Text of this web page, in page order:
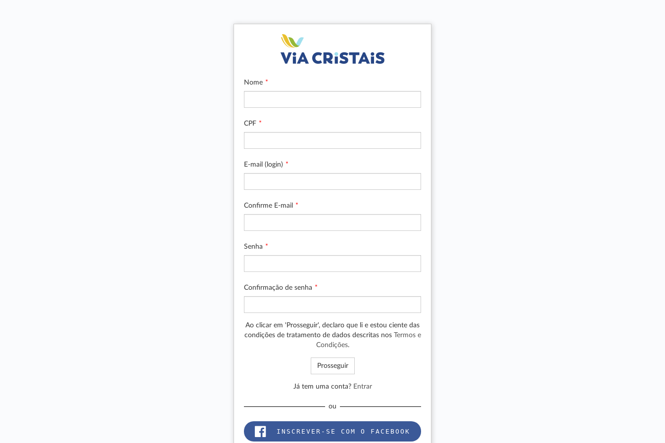
Nome
CPF
E-mail (login)
Confirme E-mail
Senha
Confirmação de senha
Ao clicar em 'Prosseguir', declaro que li e estou ciente das
condições de tratamento de dados descritas nos
Termos e
Condições.
Já tem uma conta? Entrar
ou
INSCREVER-SE COM O FACEBOOK